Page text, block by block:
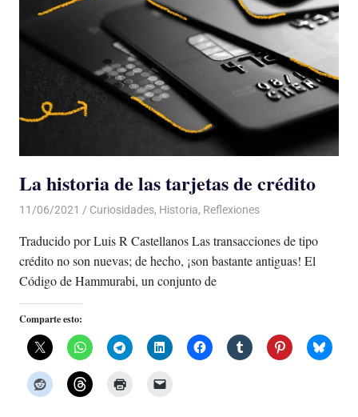
La historia de las tarjetas de crédito
11/06/2021 De todo un Poco
Curiosidades, Historia, Reflexiones
Traducido por Luis R Castellanos Las transacciones de tipo
crédito no son nuevas; de hecho, ¡son bastante antiguas! El
Código de Hammurabi, un conjunto de
Comparte esto: